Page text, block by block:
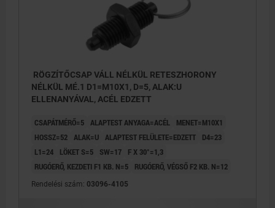
RÖGZÍTŐCSAP VÁLL NÉLKÜL RETESZHORONY
NÉLKÜL MÉ.1 D1=M10X1, D=5, ALAK:U
ELLENANYÁVAL, ACÉL EDZETT
CSAPÁTMÉRŐ=5 ALAPTEST ANYAGA=ACÉL
MENET=M10X1
HOSSZ=52 ALAK=U ALAPTEST FELÜLETE=EDZETT
D4=23
L1=24
LÖKET S=5 SW=17
F X 30°=1,3
RUGÓERŐ, KEZDETI F1 KB. N=5
RUGÓERŐ, VÉGSŐ F2 KB. N=12
Rendelési szám: 03096-4105